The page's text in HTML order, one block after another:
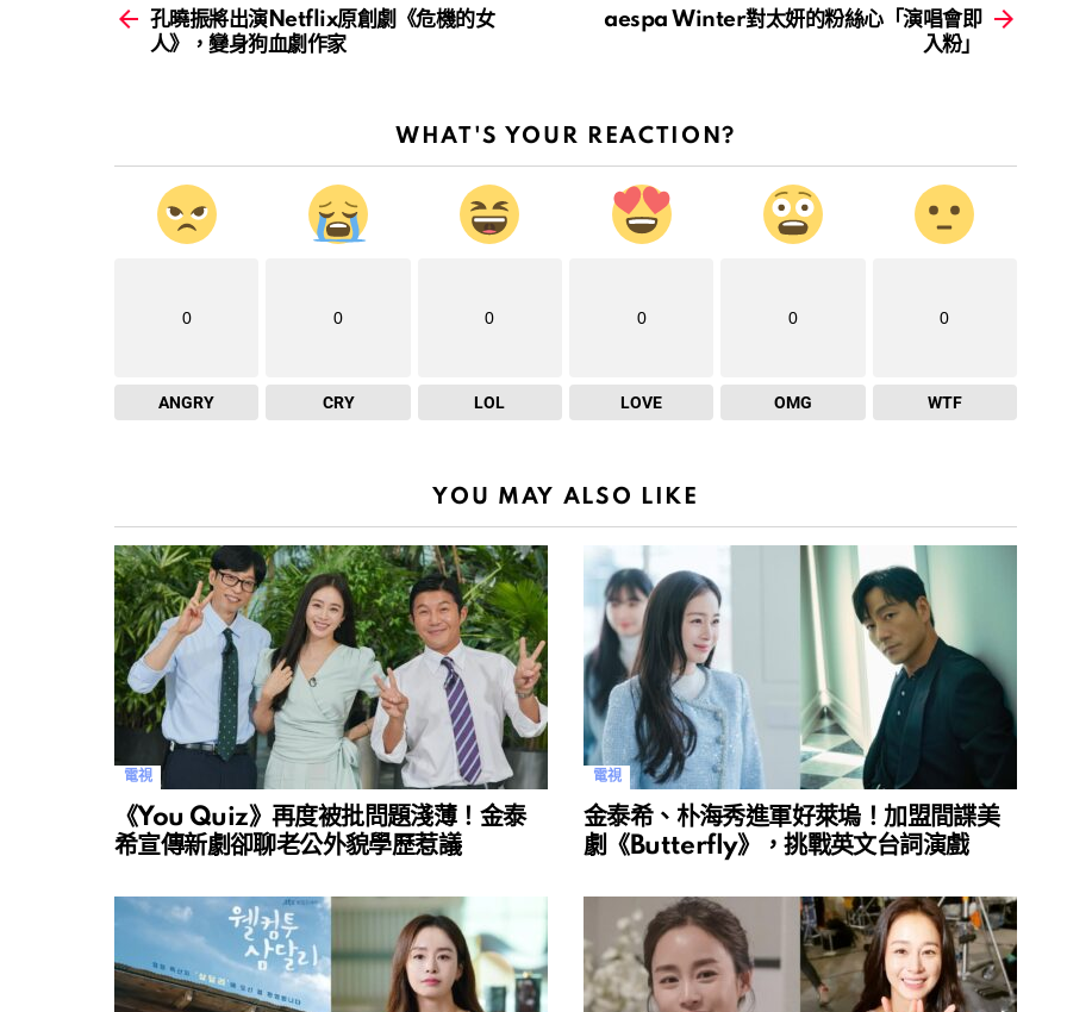
more孔曉振將出演Netflix原創劇《危機的女
人》，變身狗血劇作家
aespa Winter對太妍的粉絲心「演唱會即
入粉」
WHAT'S YOUR REACTION?
0
ANGRY
0
CRY
0
LOL
0
LOVE
0
OMG
0
WTF
YOU MAY ALSO LIKE
電視
《You Quiz》再度被批問題淺薄！金泰
希宣傳新劇卻聊老公外貌學歷惹議
電視
金泰希、朴海秀進軍好萊塢！加盟間諜美
劇《Butterfly》，挑戰英文台詞演戲